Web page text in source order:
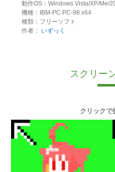
動作OS：Windows Vista/XP/Me/
機種：IBM-PC PC-98 x64
種類：フリーソフト
作者：
いずっく
スクリー
クリックで